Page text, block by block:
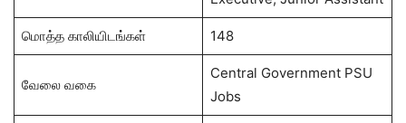
மொத்த காலியிடங்கள் 148
வேலை வகை
Central Government PSU
Jobs